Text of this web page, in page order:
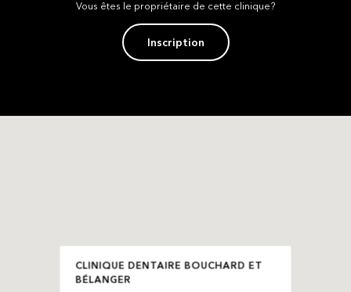
Vous êtes le propriétaire de cette clinique?
Inscription
CLINIQUE DENTAIRE BOUCHARD ET
BÉLANGER